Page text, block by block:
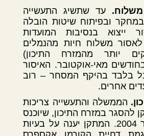
עד שתשיג התעשייה
ובפיתוח שיטות הובלה
ייצוא בנסיבות המועדות
משלוח חיות מהנמלים
יותר מהמזרח התיכון)
מאי-אוקטובר. האיסור
בלבד בהיקף המסחר – רוב
אחרים.
הממשלה והתעשייה צריכות
להסגר במזרח התיכון, שיוכנס
לשימוש עד דצמבר 2004. המתקן יענה על בעיות